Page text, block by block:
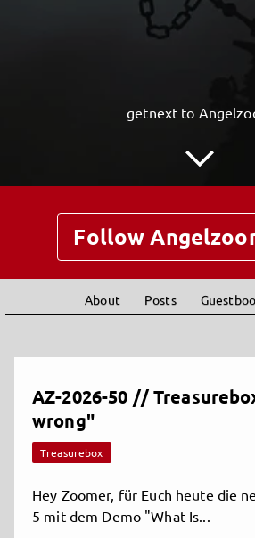
getnext to
Follow
About Posts
AZ-2026-50 //
wrong"
Treasurebox
Hey Zoomer, für Euch heute die
5 mit dem Demo "What Is...